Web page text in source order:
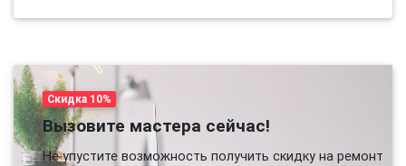
Скидка 10%
Вызовите мастера сейчас!
Не упустите возможность получить скидку на ремонт